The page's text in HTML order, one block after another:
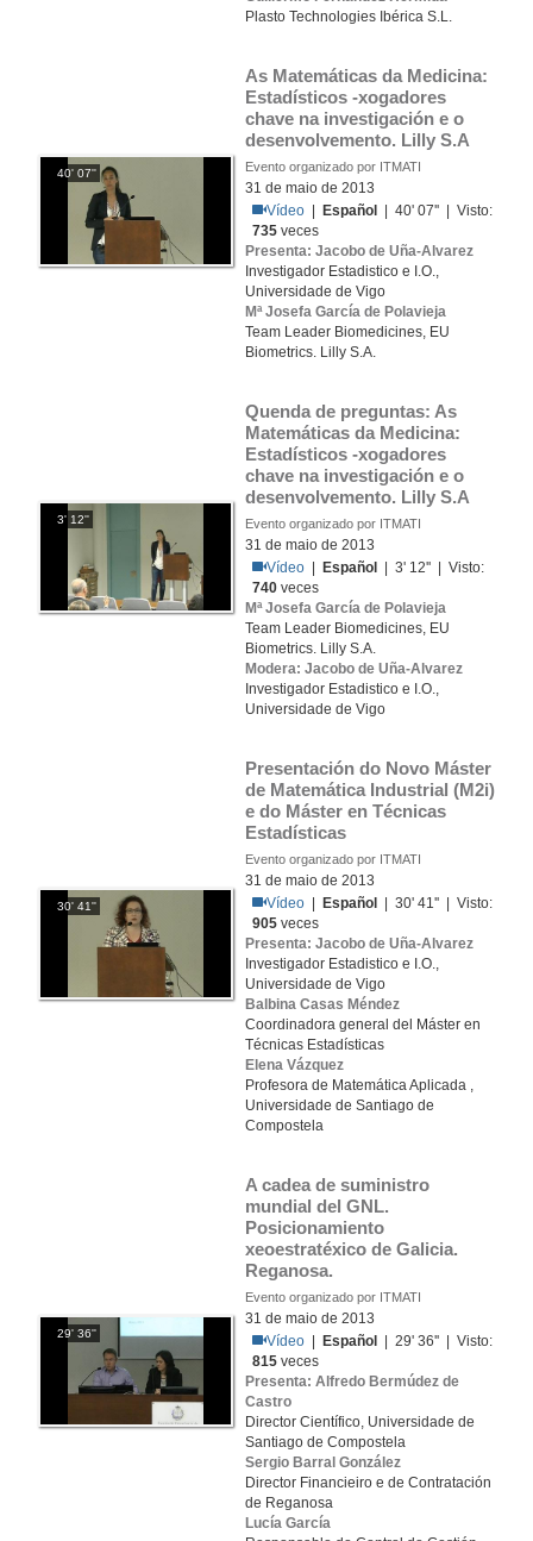
Plasto Technologies Ibérica S.L.
40' 07''
As Matemáticas da Medicina:
Estadísticos -xogadores
chave na investigación e o
desenvolvemento. Lilly S.A
Evento organizado por ITMATI
31 de maio de 2013
Vídeo
Español
| 40' 07'' | Visto:
735 veces
Presenta: Jacobo de Uña-Alvarez
Investigador Estadistico e I.O.,
Universidade de Vigo
Mª Josefa García de Polavieja
Team Leader Biomedicines, EU
Biometrics. Lilly S.A.
3' 12''
Quenda de preguntas: As
Matemáticas da Medicina:
Estadísticos -xogadores
chave na investigación e o
desenvolvemento. Lilly S.A
Evento organizado por ITMATI
31 de maio de 2013
Vídeo
Español
| 3' 12'' | Visto:
740 veces
Mª Josefa García de Polavieja
Team Leader Biomedicines, EU
Biometrics. Lilly S.A.
Modera: Jacobo de Uña-Alvarez
Investigador Estadistico e I.O.,
Universidade de Vigo
30' 41''
Presentación do Novo Máster
de Matemática Industrial (M2i)
e do Máster en Técnicas
Estadísticas
Evento organizado por ITMATI
31 de maio de 2013
Vídeo
Español
| 30' 41'' | Visto:
905 veces
Presenta: Jacobo de Uña-Alvarez
Investigador Estadistico e I.O.,
Universidade de Vigo
Balbina Casas Méndez
Coordinadora general del Máster en
Técnicas Estadísticas
Elena Vázquez
Profesora de Matemática Aplicada ,
Universidade de Santiago de
Compostela
29' 36''
A cadea de suministro
mundial del GNL.
Posicionamiento
xeoestratéxico de Galicia.
Reganosa.
Evento organizado por ITMATI
31 de maio de 2013
Vídeo
Español
| 29' 36'' | Visto:
815 veces
Presenta: Alfredo Bermúdez de
Castro
Director Científico, Universidade de
Santiago de Compostela
Sergio Barral González
Director Financieiro e de Contratación
de Reganosa
Lucía García